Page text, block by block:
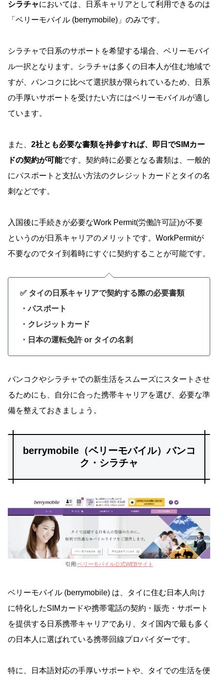
シラチャにおいては、日系キャリアとして利用できるのは
「ベリーモバイル (berrymobile)」のみです。
シラチャで日系のサポートを希望する場合、ベリーモバイ
ル一択となります。シラチャは多くの日本人が住む地域で
すが、バンコクに比べて選択肢が限られているため、日系
の手厚いサポートを受けたい方にはベリーモバイルが適し
ています。
また、 2社とも必要な書類を持参すれば、即日でSIMカー
ドの契約が可能です。契約時に必要となる書類は、一般的
にパスポートと支払い方法のクレジットカードとタイの名
刺などです。
入国後に手続きが必要なWork Permit(労働許可証)が不要
というのが日系キャリアのメリットです。WorkPermitが
不要なのでタイ到着時にすぐに契約することが可能です。
✅ タイの日系キャリアで契約する際の必要書類
・パスポート
・クレジットカード
・日本の運転免許 or タイの名刺
バンコクやシラチャでの新生活をスムーズにスタートさせ
るためにも、自分に合った携帯キャリアを選び、必要な準
備を整えておきましょう。
berrymobile（ベリーモバイル）バンコ
ク・シラチャ
引用:ベリーモバイル公式WEBサイト
ベリーモバイル (berrymobile) は、タイに住む日本人向け
に特化したSIMカードや携帯電話の契約・販売・サポート
を提供する日系携帯キャリアであり、タイ国内で最も多く
の日本人に選ばれている携帯回線プロバイダーです。
特に、日本語対応の手厚いサポートや、タイでの生活を便